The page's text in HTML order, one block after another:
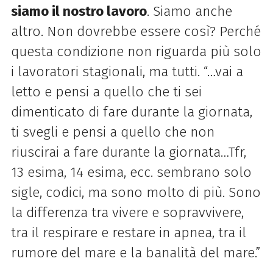
siamo il nostro lavoro. Siamo anche
altro. Non dovrebbe essere così? Perché
questa condizione non riguarda più solo
i lavoratori stagionali, ma tutti. “…vai a
letto e pensi a quello che ti sei
dimenticato di fare durante la giornata,
ti svegli e pensi a quello che non
riuscirai a fare durante la giornata…Tfr,
13 esima, 14 esima, ecc. sembrano solo
sigle, codici, ma sono molto di più. Sono
la differenza tra vivere e sopravvivere,
tra il respirare e restare in apnea, tra il
rumore del mare e la banalità del mare.”